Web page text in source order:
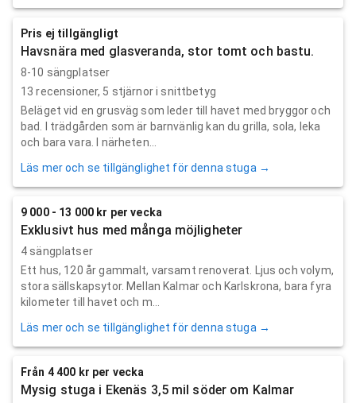
Pris ej tillgängligt
Havsnära med glasveranda, stor tomt och bastu.
8-10 sängplatser
13 recensioner, 5 stjärnor i snittbetyg
Beläget vid en grusväg som leder till havet med bryggor och
bad. I trädgården som är barnvänlig kan du grilla, sola, leka
och bara vara. I närheten...
Läs mer och se tillgänglighet för denna stuga →
9 000 - 13 000 kr per vecka
Exklusivt hus med många möjligheter
4 sängplatser
Ett hus, 120 år gammalt, varsamt renoverat. Ljus och volym,
stora sällskapsytor. Mellan Kalmar och Karlskrona, bara fyra
kilometer till havet och m...
Läs mer och se tillgänglighet för denna stuga →
Från 4 400 kr per vecka
Mysig stuga i Ekenäs 3,5 mil söder om Kalmar